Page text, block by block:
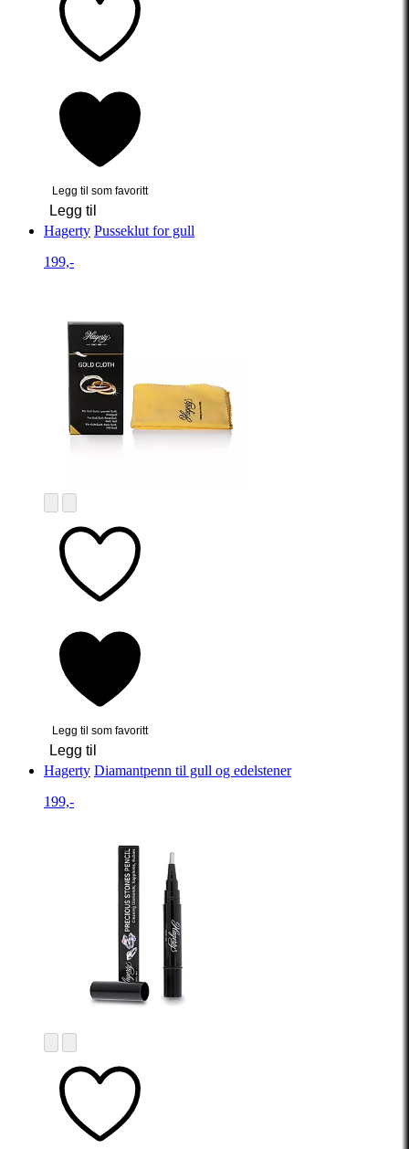
Legg til som favoritt
Legg til
Hagerty Pusseklut for gull
199,-
Legg til som favoritt
Legg til
Hagerty Diamantpenn til gull og edelstener
199,-